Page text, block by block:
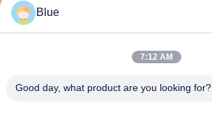
Blue
7:12 AM
Good day, what product are you looking for?